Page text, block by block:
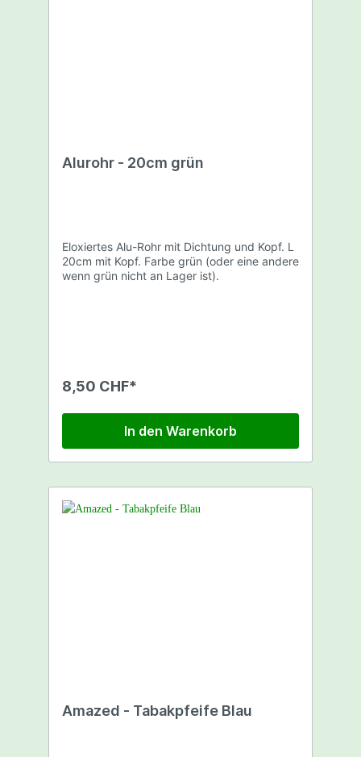
Alurohr - 20cm grün
Eloxiertes Alu-Rohr mit Dichtung und Kopf. L
20cm mit Kopf. Farbe grün (oder eine andere
8,50 CHF*
In den Warenkorb
Amazed - Tabakpfeife Blau